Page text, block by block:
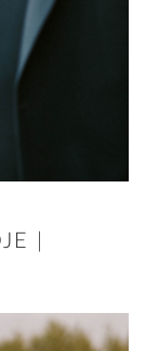
|